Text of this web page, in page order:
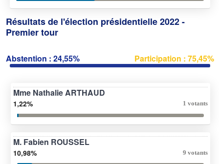
Résultats de l'élection présidentielle 2022 -
Premier tour
Abstention : 24,55% Participation : 75,45%
Mme Nathalie ARTHAUD
1,22% 1 votants
M. Fabien ROUSSEL
10,98% 9 votants